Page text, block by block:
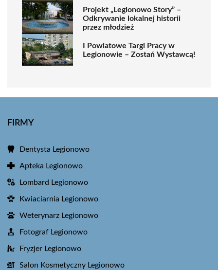
Projekt „Legionowo Story” –
Odkrywanie lokalnej historii
przez młodzież
I Powiatowe Targi Pracy w
Legionowie – Zostań Wystawcą!
FIRMY
Dentysta Legionowo
Apteka Legionowo
Lombard Legionowo
Kwiaciarnia Legionowo
Weterynarz Legionowo
Fotograf Legionowo
Fryzjer Legionowo
Salon Kosmetyczny Legionowo